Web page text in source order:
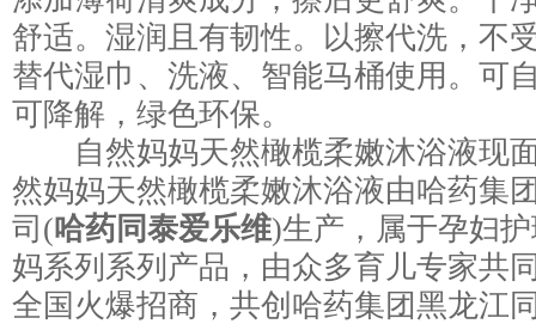
舒适。湿润且有韧性。以擦代洗，不
替代湿巾、洗液、智能马桶使用。可
可降解，绿色环保。
自然妈妈天然橄榄柔嫩沐浴液现
然妈妈天然橄榄柔嫩沐浴液由哈药集
司(哈药同泰爱乐维)生产，属于孕妇
妈系列系列产品，由众多育儿专家共
全国火爆招商，共创哈药集团黑龙江